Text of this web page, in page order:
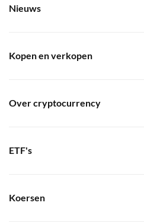
Nieuws
Kopen en verkopen
Over cryptocurrency
ETF's
Koersen